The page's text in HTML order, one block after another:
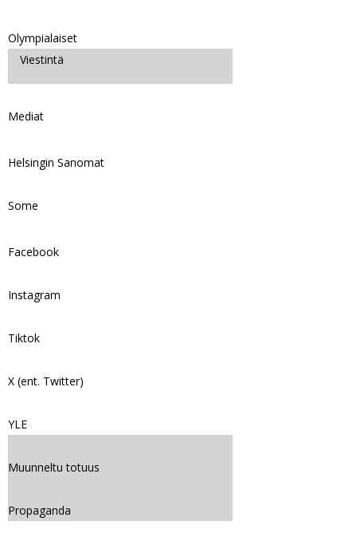
Olympialaiset
Viestintä
Mediat
Helsingin Sanomat
Some
Facebook
Instagram
Tiktok
X (ent. Twitter)
YLE
Muunneltu totuus
Propaganda